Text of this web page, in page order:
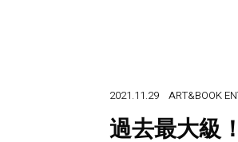
2021.11.29 ART&BOOK
過去最大級